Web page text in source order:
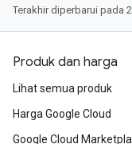
Terakhir diperbarui pada
Produk dan harga
Lihat semua produk
Harga Google Cloud
Google Cloud